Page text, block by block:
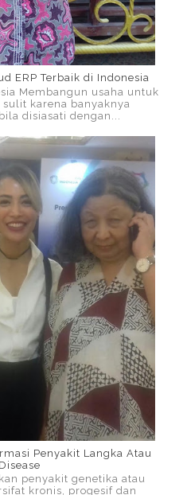
ERP Terbaik di Indonesia
Membangun usaha untuk
karena banyaknya
disiasati dengan...
Penyakit Langka Atau
penyakit genetika atau
kronis, progesif dan